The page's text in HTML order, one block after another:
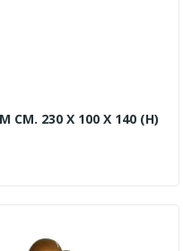
CM. 230 X 100 X 140 (H)